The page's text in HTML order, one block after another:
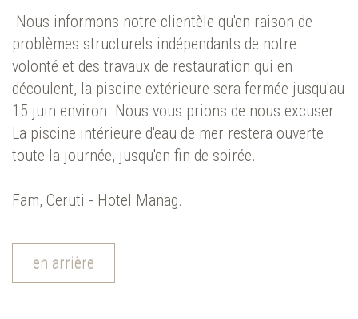
Nous informons notre clientèle qu'en raison de
problèmes structurels indépendants de notre
volonté et des travaux de restauration qui en
découlent, la piscine extérieure sera fermée jusqu'au
15 juin environ. Nous vous prions de nous excuser .
La piscine intérieure d'eau de mer restera ouverte
toute la journée, jusqu'en fin de soirée.
Fam, Ceruti - Hotel Manag.
en arrière